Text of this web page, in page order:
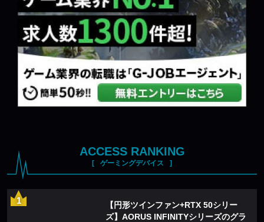
ACCESS RANKING
ゲーミングデバイス
【円形ツインファン+RTX 50シリー
ズ】AORUS INFINITYシリーズのグラ